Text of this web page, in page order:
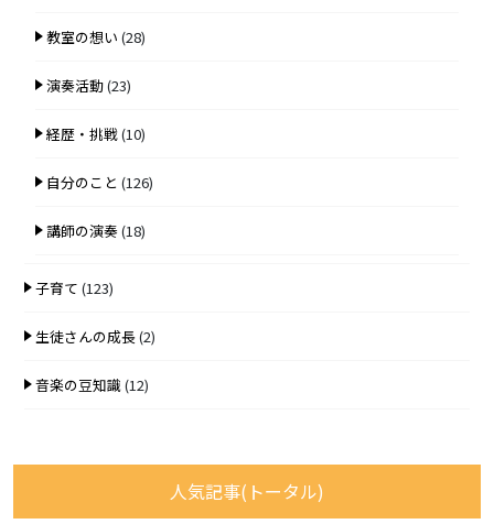
教室の想い (28)
演奏活動(23)
経歴・挑戦(10)
自分のこと (126)
講師の演奏(18)
子育て (123)
生徒さんの成長(2)
音楽の豆知識(12)
人気記事(トータル)